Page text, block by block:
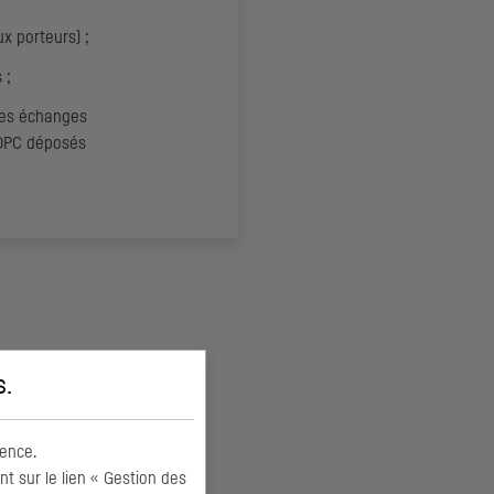
porteurs) ;
;
échanges
déposés
.
sur le lien « Gestion des